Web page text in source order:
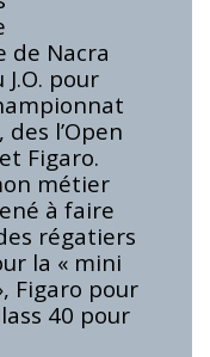
de Nacra
pour
l’Open
Figaro.
métier
à faire
régatiers
la « mini
Figaro pour
40 pour